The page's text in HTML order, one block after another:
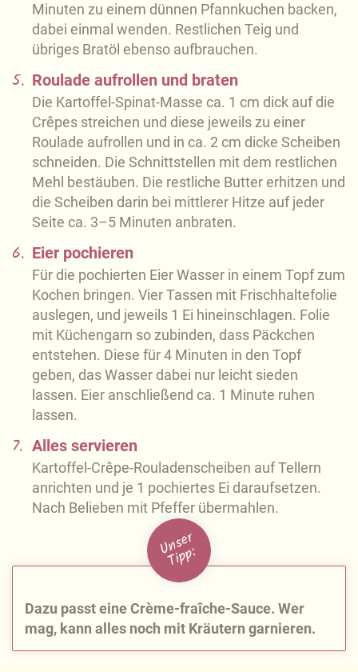
Minuten zu einem dünnen Pfannkuchen backen,
dabei einmal wenden. Restlichen Teig und
übriges Bratöl ebenso aufbrauchen.
5. Roulade aufrollen und braten
Die Kartoffel-Spinat-Masse ca. 1 cm dick auf die
Crêpes streichen und diese jeweils zu einer
Roulade aufrollen und in ca. 2 cm dicke Scheiben
schneiden. Die Schnittstellen mit dem restlichen
Mehl bestäuben. Die restliche Butter erhitzen und
die Scheiben darin bei mittlerer Hitze auf jeder
Seite ca. 3–5 Minuten anbraten.
6. Eier pochieren
Für die pochierten Eier Wasser in einem Topf zum
Kochen bringen. Vier Tassen mit Frischhaltefolie
auslegen, und jeweils 1 Ei hineinschlagen. Folie
mit Küchengarn so zubinden, dass Päckchen
entstehen. Diese für 4 Minuten in den Topf
geben, das Wasser dabei nur leicht sieden
lassen. Eier anschließend ca. 1 Minute ruhen
lassen.
7. Alles servieren
Kartoffel-Crêpe-Rouladenscheiben auf Tellern
anrichten und je 1 pochiertes Ei daraufsetzen.
Nach Belieben mit Pfeffer übermahlen.
U
n
s
e
r
Ti
p
p:
Dazu passt eine Crème-fraîche-Sauce. Wer
mag, kann alles noch mit Kräutern garnieren.